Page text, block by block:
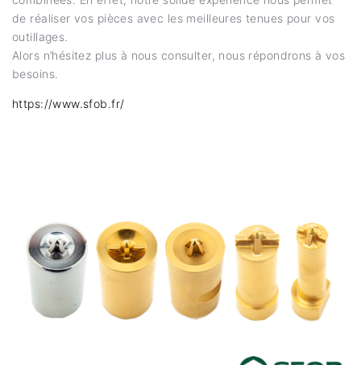
de réaliser vos pièces avec les meilleures tenues pour vos
outillages.
Alors n’hésitez plus à nous consulter, nous répondrons à vos
besoins.
https://www.sfob.fr/